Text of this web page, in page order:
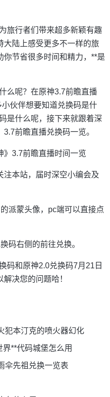
旅行者们带来超多新颖有趣
大陆上感受更多不一样的旅
节省很多时间和精力，**是
么呢？在原神3.7前瞻直播
伙伴想要知道兑换码是什
是什么呢，接下来就跟着深
前瞻直播兑换码一览。
》3.7前瞻直播时间一览
注本站，届时深空小编会及
派蒙头像，pc端可以直接点
码右侧的前往兑换。
码和原神2.0兑换码7月21日
决您的问题哈！
犯本汀克的喷火器幻化
**代码城堡怎么用
伞先祖兑换一览表